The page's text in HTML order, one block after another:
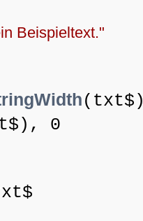
Beispieltext."
0